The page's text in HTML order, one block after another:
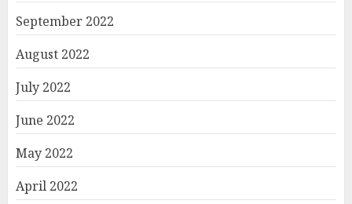
September 2022
August 2022
July 2022
June 2022
May 2022
April 2022